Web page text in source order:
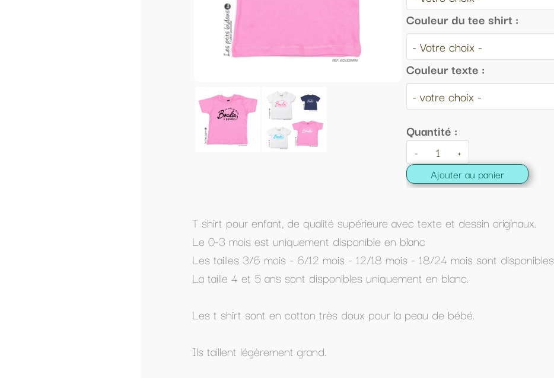
Couleur du tee shirt :
Quantité :
-
T shirt pour enfant, de qualité supérieure avec texte et dessin originaux.
Le 0-3 mois est uniquement disponible en blanc
Les tailles 3/6 mois - 6/12 mois - 12/18 mois - 18/24 mois sont disponibles en blanc, rose ou bleu marine
La taille 4 et 5 ans sont disponibles uniquement en blanc.
Les t shirt sont en cotton très doux pour la peau de bébé.